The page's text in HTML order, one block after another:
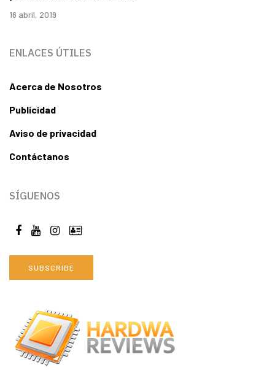
16 abril, 2019
ENLACES ÚTILES
Acerca de Nosotros
Publicidad
Aviso de privacidad
Contáctanos
SÍGUENOS
SUBSCRIBE